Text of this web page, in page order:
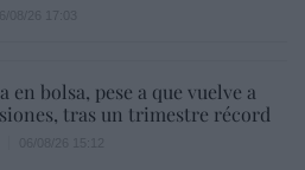
en bolsa, pese a que vuelve a
tras un trimestre récord